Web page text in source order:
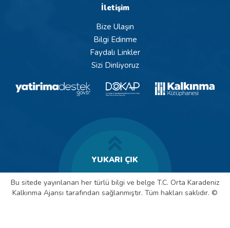
İletişim
Bize Ulaşın
Bilgi Edinme
Faydalı Linkler
Sizi Dinliyoruz
YUKARI ÇIK
Bu sitede yayınlanan her türlü bilgi ve belge T.C. Orta Karadeniz
Kalkınma Ajansı tarafından sağlanmıştır. Tüm hakları saklıdır. ©